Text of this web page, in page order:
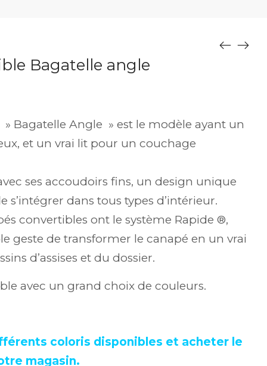
Bagatelle angle
5,790.00€
Bagatelle Angle » est le modèle ayant un
et un vrai lit pour un couchage
ses accoudoirs fins, un design unique
dans tous types d’intérieur.
convertibles ont le système Rapide ®,
geste de transformer le canapé en un vrai
d’assises et du dossier.
avec un grand choix de couleurs.
coloris disponibles et acheter le
magasin.